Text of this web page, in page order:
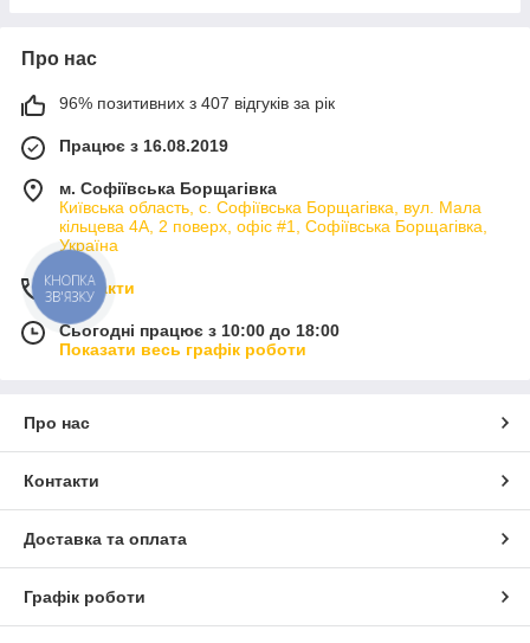
Про нас
96% позитивних з 407 відгуків за рік
Працює з 16.08.2019
м. Софіївська Борщагівка
Київська область, с. Софіївська Борщагівка, вул. Мала
кільцева 4А, 2 поверх, офіс #1, Софіївська Борщагівка,
Україна
Контакти
Сьогодні працює з 10:00 до 18:00
Показати весь графік роботи
Про нас
Контакти
Доставка та оплата
Графік роботи
КНОПКА
ЗВ'ЯЗКУ